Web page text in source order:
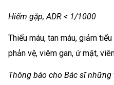
Hiếm gặp, ADR < 1/1000
Thiếu máu, tan máu, giảm
phản vệ, viêm gan, ứ mật,
Thông báo cho Bác sĩ